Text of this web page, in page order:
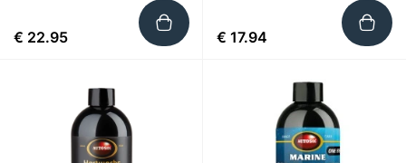
€ 22.95 € 17.94